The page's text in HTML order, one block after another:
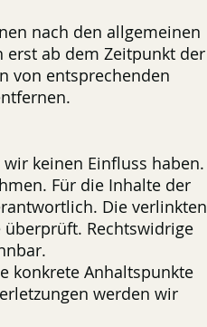
nach den allgemeinen
erst ab dem Zeitpunkt der
von entsprechenden
keinen Einfluss haben.
Für die Inhalte der
Die verlinkten
Rechtswidrige
konkrete Anhaltspunkte
werden wir